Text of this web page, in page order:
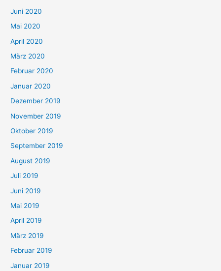
Juni 2020
Mai 2020
April 2020
März 2020
Februar 2020
Januar 2020
Dezember 2019
November 2019
Oktober 2019
September 2019
August 2019
Juli 2019
Juni 2019
Mai 2019
April 2019
März 2019
Februar 2019
Januar 2019